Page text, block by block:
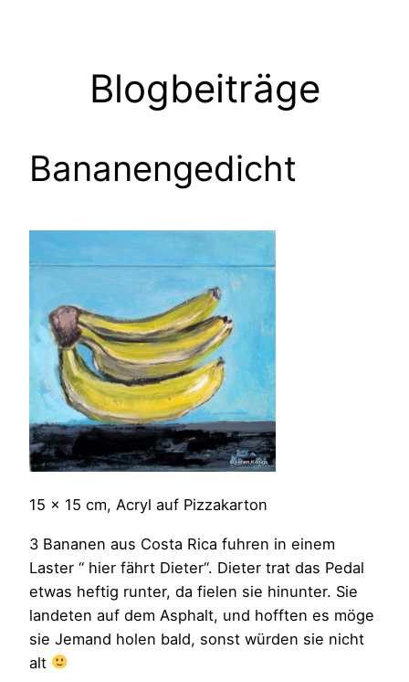
Blogbeiträge
Bananengedicht
15 x 15 cm, Acryl auf Pizzakarton
3 Bananen aus Costa Rica fuhren in einem
Laster “ hier fährt Dieter“. Dieter trat das Pedal
etwas heftig runter, da fielen sie hinunter. Sie
landeten auf dem Asphalt, und hofften es möge
sie Jemand holen bald, sonst würden sie nicht
alt